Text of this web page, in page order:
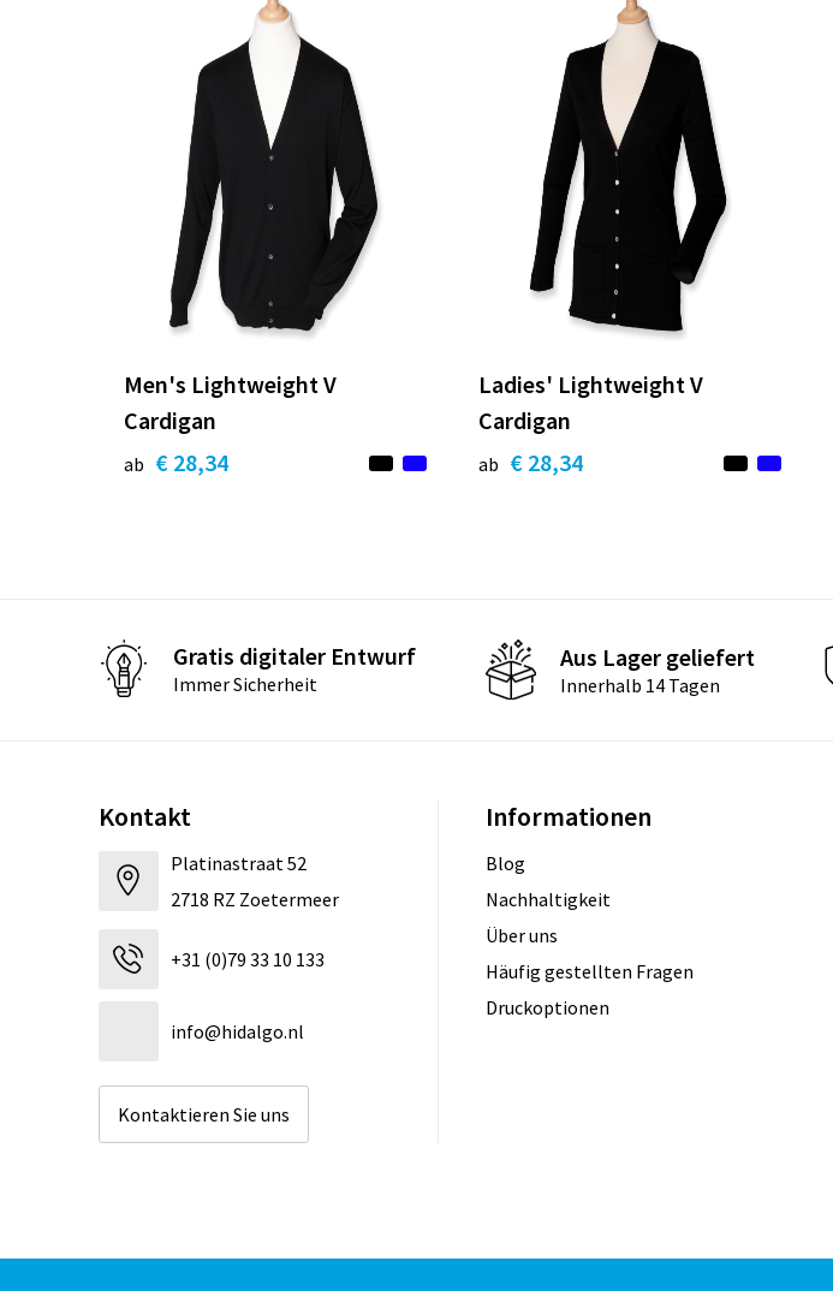
Men's Lightweight V
Cardigan
ab € 28,34
Ladies' Lightweight V
Cardigan
ab € 28,34
Gratis digitaler Entwurf
Immer Sicherheit
Aus Lager geliefert
Innerhalb 14 Tagen
Kontakt
Platinastraat 52
2718 RZ Zoetermeer
+31 (0)79 33 10 133
info@hidalgo.nl
Kontaktieren Sie uns
Informationen
Blog
Nachhaltigkeit
Über uns
Häufig gestellten Fragen
Druckoptionen